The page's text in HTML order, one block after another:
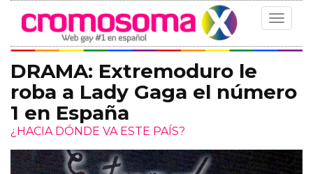
Toggle
DRAMA: Extremoduro le
roba a Lady Gaga el número
1 en España
¿HACIA DÓNDE VA ESTE PAÍS?